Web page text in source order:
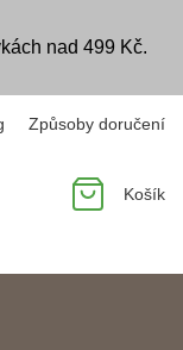
nad 499 Kč.
Způsoby doručení
Košík